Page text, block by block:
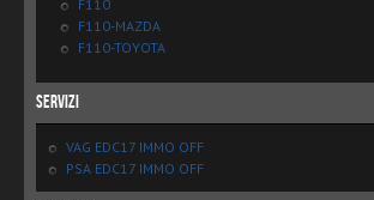
F110
F110-MAZDA
F110-TOYOTA
Servizi
VAG EDC17 IMMO OFF
PSA EDC17 IMMO OFF